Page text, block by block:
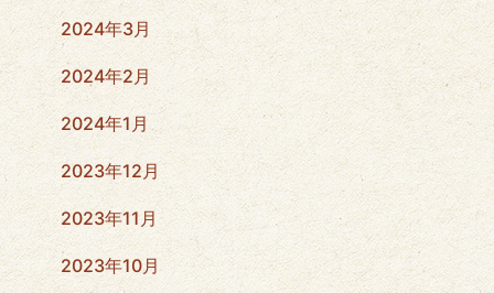
2024年3月
2024年2月
2024年1月
2023年12月
2023年11月
2023年10月